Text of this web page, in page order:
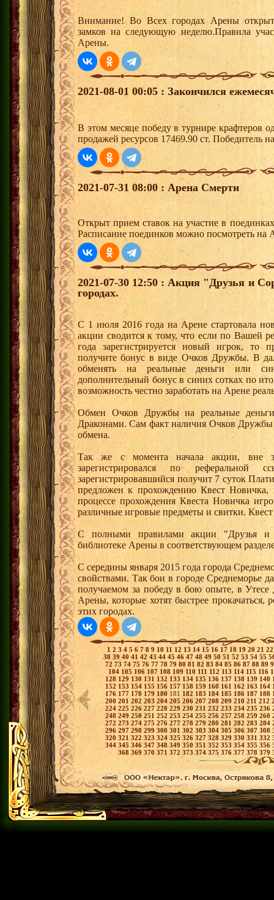
Внимание! Во Всех городах Арены
замков на следующую неделю.Правила
Арены.
2021-08-01 00:05 : Закончился
В этом месяце победу в турнире крафтеров
продажей ресурсов 17469.90 ст. Победитель
2021-07-31 08:00 : Арена Смерти
Открыт прием ставок на участие в
Расписание поединков можно посмотреть на
2021-07-30 12:50 : Акция "Друзья и
городах.
С 1 июля 2016 года на Арене стартовала
акции сводится к тому, что если по Вашей
года зарегистрируется новый игрок,
получите бонус в виде Очков Дружбы. В
обменять на реальные деньги или
дополнительный бонус в синих сотках по
возможность честно заработать на Арене
Обмен Очков Дружбы на реальные деньги
Драконами. Сам факт наличия Очков Дружбы
обмена.
Так же с момента начала акции, вне
зарегистрировался по
зарегистрировавшийся получит 7 суток
предложен к прохождению Квест
процессе прохождения Квеста Новичка
различные игровые предметы и свитки.
С полными правилами акции "Друзья и
библиотеке Арены в соответствующем
С середины января 2015 года города
свойствами. Так бои в городе Среднеморье
получаемом за победу в бою опыте, в
Арены, которые хотят быстрее прокачаться,
этих городах.
1 2 3 4 5 6 7 8 9 10 11 12 13 14 15 16 17 18 19 20 21
38 39 40 41 42 43 44 45 46 47 48 49 50 51 52 53 54 55
72 73 74 75 76 77 78 79 80 81 82 83 84 85 86 87 88 89
104 105 106 107 108 109 110 111 112 113 114 115 116
128 129 130 131 132 133 134 135 136 137 138 139 140
152 153 154 155 156 157158 159 160 161 162 163 164
176 177 178 179 180 181 182 183 184 185 186 187 188
200 201 202 203 204 205 206 207 208 209 210 211 212
224 225 226 227 228 229 230 231 232 233 234 235 236
248 249 250 251 252 253 254 255 256 257 258 259 260
272 273 274 275 276 277 278 279 280 281 282 283 284
296 297 298 299 300 301 302 303 304 305 306 307 308
320 321 322 323 324 325 326 327 328 329 330 331 332
344 345 346 347 348 349 350 351 352 353 354 355 356
368 369 370 371 372 373 374 375 376 377 378 379